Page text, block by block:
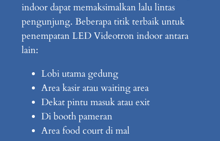
indoor dapat memaksimalkan lalu lintas
pengunjung. Beberapa titik terbaik untuk
penempatan LED Videotron indoor antara
lain:
Lobi utama gedung
Area kasir atau waiting area
Dekat pintu masuk atau exit
Di booth pameran
Area food court di mal